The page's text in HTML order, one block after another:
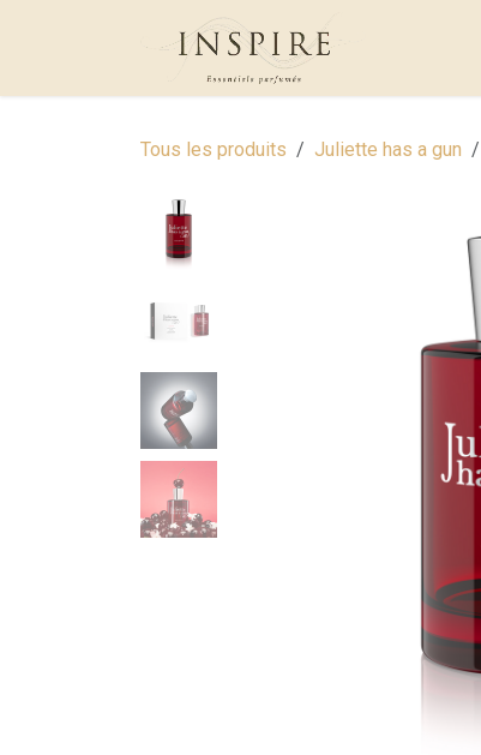
Tous les produits Juliette has a gun